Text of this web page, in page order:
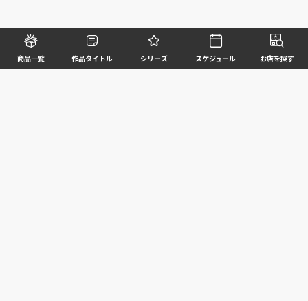
商品一覧 作品タイトル シリーズ スケジュール お店を探す